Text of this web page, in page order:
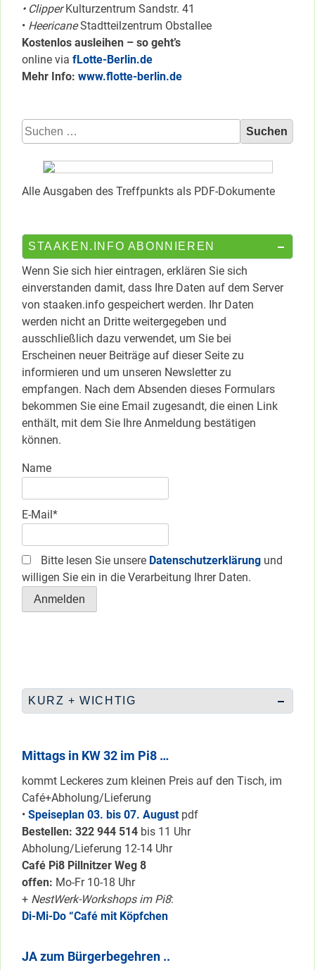
• ClipperKulturzentrum Sandstr. 41
• HeericaneStadtteilzentrum Obstallee
Kostenlos ausleihen – so geht’s
online via fLotte-Berlin.de
Mehr Info: www.flotte-berlin.de
Suchen
nach:
Alle Ausgaben des Treffpunkts als PDF-Dokumente
STAAKEN.INFO ABONNIEREN
Wenn Sie sich hier eintragen, erklären Sie sich
einverstanden damit, dass Ihre Daten auf dem Server
von staaken.info gespeichert werden. Ihr Daten
werden nicht an Dritte weitergegeben und
ausschließlich dazu verwendet, um Sie bei
Erscheinen neuer Beiträge auf dieser Seite zu
informieren und um unseren Newsletter zu
empfangen. Nach dem Absenden dieses Formulars
bekommen Sie eine Email zugesandt, die einen Link
enthält, mit dem Sie Ihre Anmeldung bestätigen
können.
Name
E-Mail*
Bitte lesen Sie unsere Datenschutzerklärung und
willigen Sie ein in die Verarbeitung Ihrer Daten.
KURZ + WICHTIG
Mittags in KW 32 im Pi8 …
kommt Leckeres zum kleinen Preis auf den Tisch, im
Café+Abholung/Lieferung
• Speiseplan 03. bis 07. August pdf
Bestellen: 322 944 514 bis 11 Uhr
Abholung/Lieferung 12-14 Uhr
Café Pi8 Pillnitzer Weg 8
offen: Mo-Fr 10-18 Uhr
+ NestWerk-Workshops im Pi8:
Di-Mi-Do “Café mit Köpfchen
JA zum Bürgerbegehren ..